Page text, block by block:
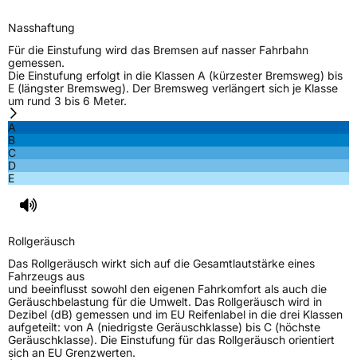
Rollgeräusch (dB)
FahrzeugklasseC1
3PMSF / Schneeflockensymbol / Alpine-Symbol Ja
EPREL ID1841894
Allgemeine Produktsicherheit (GPSR)
Herstellerkontakt
Verantwortliche
in der EU
gallenliu@wanlitire.cn, +8613326453066
Nasshaftung
Für die Einstufung wird das Bremsen auf nasser Fahrbahn
gemessen.
Die Einstufung erfolgt in die Klassen A (kürzester Bremsweg) bis
E (längster Bremsweg). Der Bremsweg verlängert sich je Klasse
um rund 3 bis 6 Meter.
A
B
C
D
E
Rollgeräusch
Das Rollgeräusch wirkt sich auf die Gesamtlautstärke eines
Fahrzeugs aus
und beeinflusst sowohl den eigenen Fahrkomfort als auch die
Geräuschbelastung für die Umwelt. Das Rollgeräusch wird in
Dezibel (dB) gemessen und im EU Reifenlabel in die drei Klassen
aufgeteilt: von A (niedrigste Geräuschklasse) bis C (höchste
Geräuschklasse). Die Einstufung für das Rollgeräusch orientiert
sich an EU Grenzwerten.